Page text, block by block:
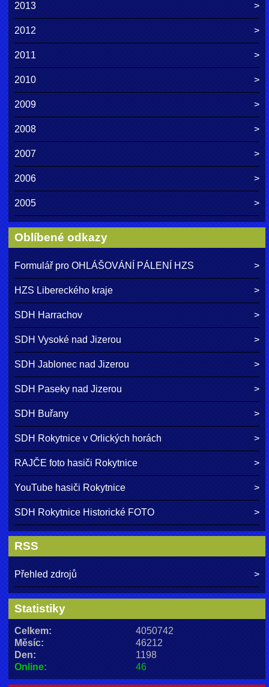
2013
2012
2011
2010
2009
2008
2007
2006
2005
Oblíbené odkazy
Formulář pro OHLÁŠOVÁNÍ PÁLENÍ HZS
HZS Libereckého kraje
SDH Harrachov
SDH Vysoké nad Jizerou
SDH Jablonec nad Jizerou
SDH Paseky nad Jizerou
SDH Buřany
SDH Rokytnice v Orlických horách
RAJČE foto hasiči Rokytnice
YouTube hasiči Rokytnice
SDH Rokytnice Historické FOTO
RSS
Přehled zdrojů
Statistiky
Online: 46
Celkem:
4050742
Měsíc:
46212
Den:
1198